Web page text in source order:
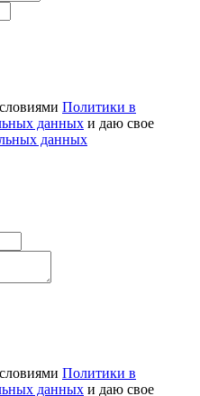
Политики в
данных и даю свое
данных
Политики в
данных и даю свое